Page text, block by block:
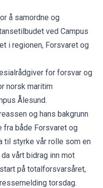
å samordne og
ved Campus
i regionen, Forsvaret og
for forsvar og
norsk maritim
Ålesund.
og hans bakgrunn
fra både Forsvaret og
styrke vår rolle som en
vårt bidrag inn mot
på totalforsvarsåret,
torsdag.